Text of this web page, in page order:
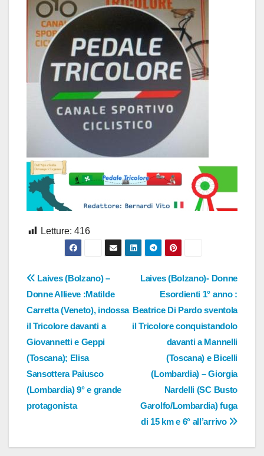
Letture: 416
Navigazione
articoli
Laives (Bolzano)- Donne
Esordienti 1° anno :
Beatrice Di Pardo sventola
il Tricolore conquistandolo
davanti a Mannelli
(Toscana) e Bicelli
(Lombardia) – Giorgia
Nardelli (SC Busto
Garolfo/Lombardia) fuga
di 15 km e 6° all’arrivo
Laives (Bolzano) –
Donne Allieve :Matilde
Carretta (Veneto), indossa
il Tricolore davanti a
Giovannetti e Geppi
(Toscana); Elisa
Sansottera Paiusco
(Lombardia) 9° e grande
protagonista